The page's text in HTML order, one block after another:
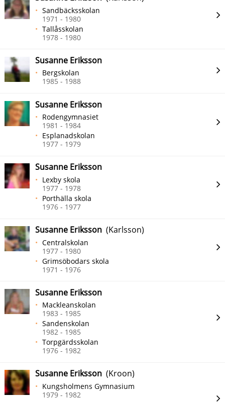
Sandbäcksskolan
1971 - 1980
Tallåsskolan
1978 - 1980
Susanne Eriksson
Bergskolan
1985 - 1988
Susanne Eriksson
Rodengymnasiet
1981 - 1984
Esplanadskolan
1977 - 1979
Susanne Eriksson
Lexby skola
1977 - 1978
Porthälla skola
1976 - 1977
Susanne Eriksson (Karlsson)
Centralskolan
1977 - 1980
Grimsöbodars skola
1971 - 1976
Susanne Eriksson
Mackleanskolan
1983 - 1985
Sandenskolan
1982 - 1985
Torpgärdsskolan
1976 - 1982
Susanne Eriksson (Kroon)
Kungsholmens Gymnasium
1979 - 1982